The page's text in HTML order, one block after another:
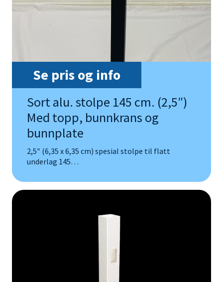
Se pris og info
Sort alu. stolpe 145 cm. (2,5″)
Med topp, bunnkrans og
bunnplate
2,5″ (6,35 x 6,35 cm) spesial stolpe til flatt
underlag 145…